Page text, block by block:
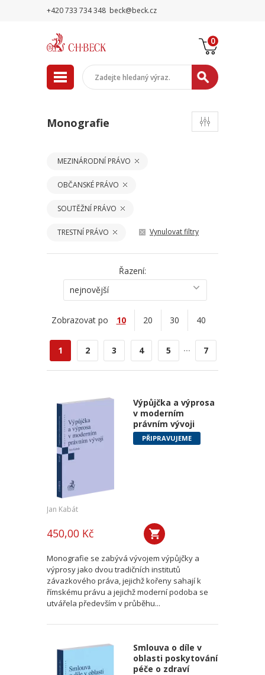
+420 733 734 348 beck@beck.cz
0
Monografie
MEZINÁRODNÍ PRÁVO
OBČANSKÉ PRÁVO
SOUTĚŽNÍ PRÁVO
TRESTNÍ PRÁVO Vynulovat filtry
Řazení:
nejnovější
Zobrazovat po 10 20 30 40
1 2 3 4 5 ... 7
Výpůjčka a výprosa
v moderním
právním vývoji
PŘIPRAVUJEME
Jan Kabát
450,00 Kč
Monografie se zabývá vývojem výpůjčky a
výprosy jako dvou tradičních institutů
závazkového práva, jejichž kořeny sahají k
římskému právu a jejichž moderní podoba se
utvářela především v průběhu...
Smlouva o díle v
oblasti poskytování
péče o zdraví